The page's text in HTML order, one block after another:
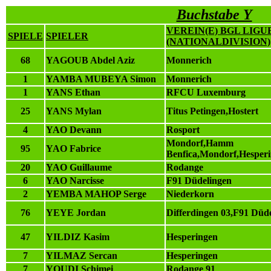
Buchstabe Y
SPIELE SPIELER
VEREIN(E) BGL
(NATIONALDIVISION)
68 YAGOUB Abdel Aziz Monnerich
1
YAMBA MUBEYA Simon Monnerich
1
YANS Ethan RFCU Luxemburg
25
YANS Mylan Titus Petingen,Hostert
4
YAO Devann Rosport
95
YAO Fabrice
Mondorf,Hamm
20
YAO Guillaume Rodange
6
YAO Narcisse F91 Düdelingen
2
YEMBA MAHOP Serge Niederkorn
76
YEYE Jordan Differdingen 03,F91
47
YILDIZ Kasim Hesperingen
7
YILMAZ Sercan Hesperingen
7
YOUDI Schimei Rodange 91